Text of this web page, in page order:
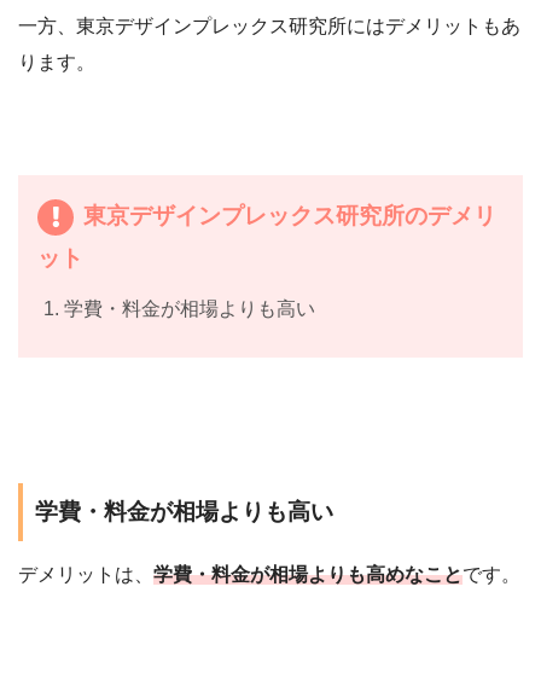
一方、東京デザインプレックス研究所にはデメリットもあ
ります。
東京デザインプレックス研究所のデメリ
ット
学費・料金が相場よりも高い
学費・料金が相場よりも高い
デメリットは、 学費・料金が相場よりも高めなことです。